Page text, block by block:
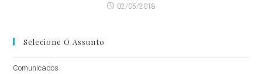
02/05/2018
Selecione O Assunto
Comunicados